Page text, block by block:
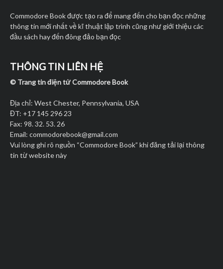
Commodore Book được tạo ra để mang đến cho bạn đọc những
thông tin mới nhất về kĩ thuật lập trình cũng như giới thiệu các
đầu sách hay đến đông đảo bạn đọc
THÔNG TIN LIÊN HỆ
© Trang tin điện tử Commodore Book
Địa chỉ: West Chester, Pennsylvania, USA
ĐT: +17 145 296 23
Fax: 98. 32. 53. 26
Email: commodorebook@gmail.com
Vui lòng ghi rõ nguồn “Commodore Book” khi đăng tải lại thông
tin từ website này